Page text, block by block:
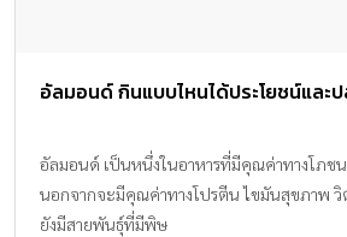
อัลมอนด์ กินแบบไหนได้ประโยชน์และ
อัลมอนด์ เป็นหนึ่งในอาหารที่มีคุณค่าทางโภชน
นอกจากจะมีคุณค่าทางโปรตีน ไขมันสุขภาพ วิ
ยังมีสายพันธุ์ที่มีพิษ